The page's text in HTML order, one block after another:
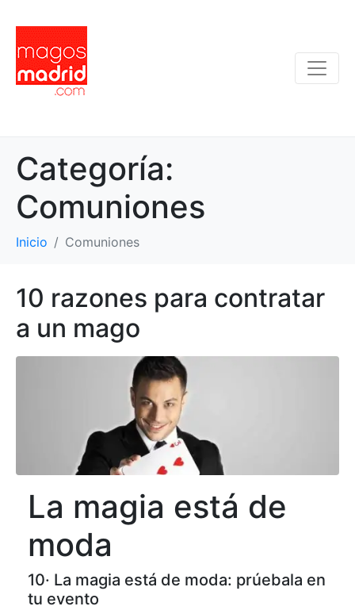
Categoría:
Comuniones
Inicio Comuniones
10 razones para contratar
a un mago
La magia está de
moda
10· La magia está de moda: prúebala en
tu evento